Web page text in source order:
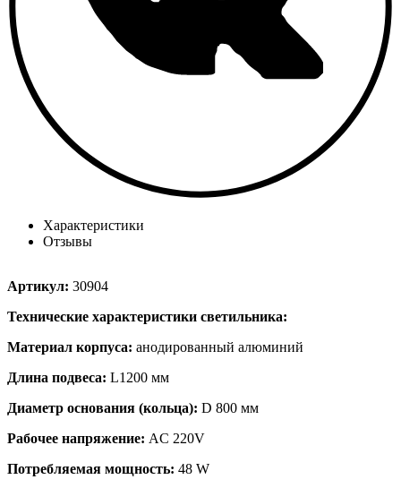
Характеристики
Отзывы
Артикул: 30904
Технические характеристики светильника:
Материал корпуса: анодированный алюминий
Длина подвеса: L1200 мм
Диаметр основания (кольца): D 800 мм
Рабочее напряжение: AC 220V
Потребляемая мощность: 48 W